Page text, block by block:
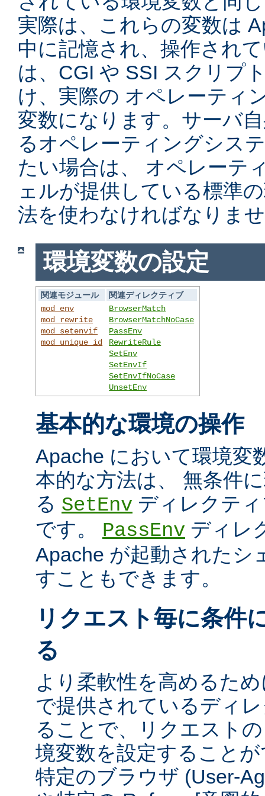
実際は、これらの変数は
中に記憶され、操作され
は、CGI や SSI スクリプ
け、実際の オペレーティ
変数になります。サーバ
るオペレーティングシス
たい場合は、 オペレーテ
ェルが提供している標準
法を使わなければなりま
環境変数の設定
関連モジュール
関連ディレクティブ
mod_env
mod_rewrite
mod_setenvif
mod_unique_id
BrowserMatch
BrowserMatchNoCase
PassEnv
RewriteRule
SetEnv
SetEnvIf
SetEnvIfNoCase
UnsetEnv
基本的な環境の操作
Apache において環境変
本的な方法は、 無条件
る SetEnv ディレクテ
です。 PassEnv ディレ
Apache が起動されたシ
すこともできます。
リクエスト毎に条件
る
より柔軟性を高めるた
で提供されているディ
ることで、リクエスト
境変数を設定すること
特定のブラウザ (User-